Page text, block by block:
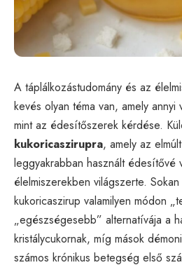
A táplálkozástudomány és az
kevés olyan téma van, amely annyi
mint az édesítőszerek kérdése.
kukoricaszirupra, amely az
leggyakrabban használt édesítővé
élelmiszerekben világszerte.
kukoricaszirup valamilyen módon
„egészségesebb” alternatívája a
kristálycukornak, míg mások
számos krónikus betegség első